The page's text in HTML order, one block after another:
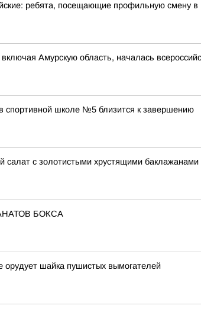
ребята, посещающие профильную смену в
Амурскую область, началась
спортивной школе №5 близится к завершению
салат с золотистыми хрустящими баклажанами
БОКСА
орудует шайка пушистых вымогателей